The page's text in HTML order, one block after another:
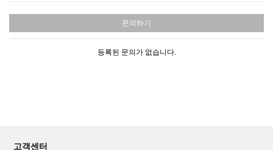
문의하기
등록된 문의가 없습니다.
고객센터